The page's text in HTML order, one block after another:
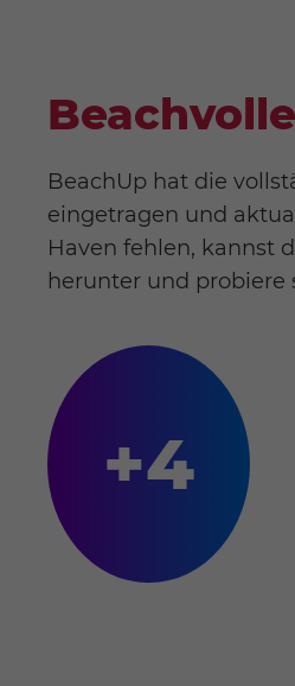
BeachUp hat die
eingetragen und
Haven fehlen, kannst
herunter und probiere
+4